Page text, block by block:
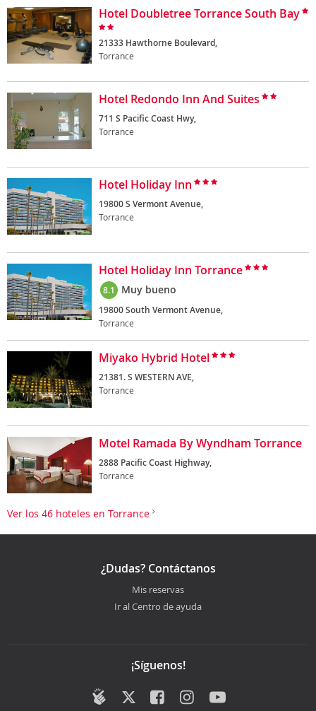
Hotel Doubletree Torrance South Bay
21333 Hawthorne Boulevard,
Torrance
Hotel Redondo Inn And Suites
711 S Pacific Coast Hwy,
Torrance
Hotel Holiday Inn
19800 S Vermont Avenue,
Torrance
Hotel Holiday Inn Torrance
8.1 Muy bueno
19800 South Vermont Avenue,
Torrance
Miyako Hybrid Hotel
21381. S WESTERN AVE,
Torrance
Motel Ramada By Wyndham Torrance
2888 Pacific Coast Highway,
Torrance
Ver los 46 hoteles en Torrance
¿Dudas? Contáctanos
Mis reservas
Ir al Centro de ayuda
¡Síguenos!